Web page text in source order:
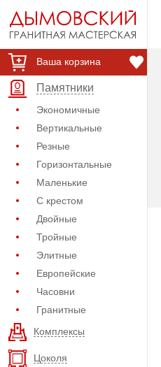
Ваша корзина
Памятники
Экономичные
Вертикальные
Резные
Горизонтальные
Маленькие
С крестом
Двойные
Тройные
Элитные
Европейские
Часовни
Гранитные
Комплексы
Цоколя